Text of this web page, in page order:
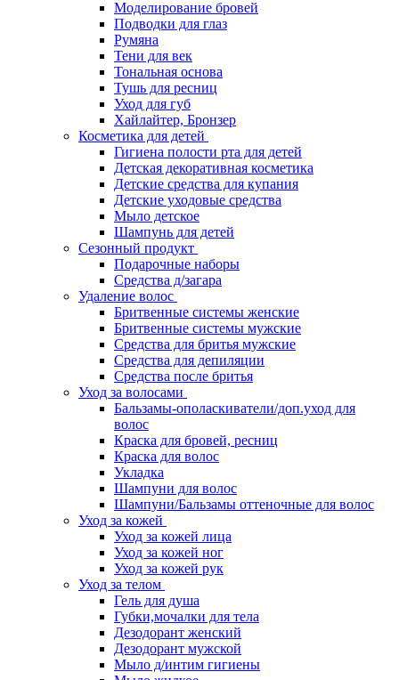
Моделирование бровей
Подводки для глаз
Румяна
Тени для век
Тональная основа
Тушь для ресниц
Уход для губ
Хайлайтер, Бронзер
Косметика для детей
Гигиена полости рта для детей
Детская декоративная косметика
Детские средства для купания
Детские уходовые средства
Мыло детское
Шампунь для детей
Сезонный продукт
Подарочные наборы
Средства д/загара
Удаление волос
Бритвенные системы женские
Бритвенные системы мужские
Средства для бритья мужские
Средства для депиляции
Средства после бритья
Уход за волосами
Бальзамы-ополаскиватели/доп.уход для
волос
Краска для бровей, ресниц
Краска для волос
Укладка
Шампуни для волос
Шампуни/Бальзамы оттеночные для волос
Уход за кожей
Уход за кожей лица
Уход за кожей ног
Уход за кожей рук
Уход за телом
Гель для душа
Губки,мочалки для тела
Дезодорант женский
Дезодорант мужской
Мыло д/интим гигиены